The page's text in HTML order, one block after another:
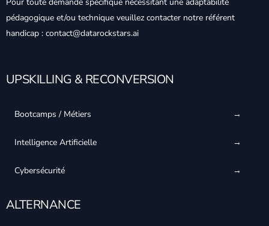
Pour toute demande spécifique nécessitant une adaptabilité
pédagogique et/ou technique veuillez contacter notre référent
handicap : contact@datarockstars.ai
UPSKILLING & RECONVERSION
Bootcamps / Métiers
Intelligence Artificielle
Cybersécurité
ALTERNANCE